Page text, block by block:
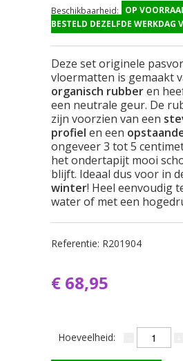
Beschikbaarheid:
OP
BESTELD DEZELFDE WERKDAG
Deze set originele
vloermatten is gemaakt
organisch rubberen
een neutrale geur. De
zijn voorzien van een
profiel en een
ongeveer 3 tot 5
het ondertapijt mooi
blijft. Ideaal dus voor in
winter! Heel eenvoudig
water of met een
Referentie: R201904
€ 68,95
Hoeveelheid: